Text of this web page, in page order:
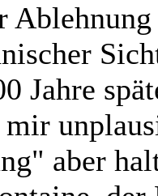
Jahre
mir
aber